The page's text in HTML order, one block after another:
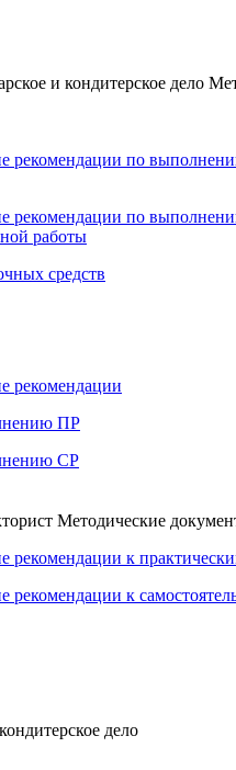
и кондитерское дело
рекомендации по
рекомендации по
работы
средств
рекомендации
ПР
СР
Методические
рекомендации к
рекомендации к
дело